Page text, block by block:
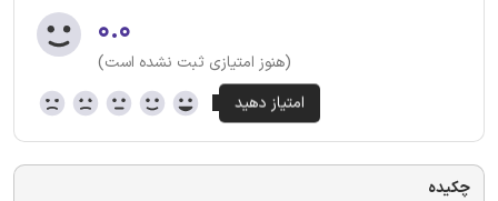
۰.۰
(هنوز امتیازی ثبت نشده است)
چکیده